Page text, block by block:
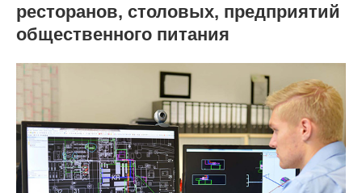
ресторанов, столовых, предприятий
общественного питания